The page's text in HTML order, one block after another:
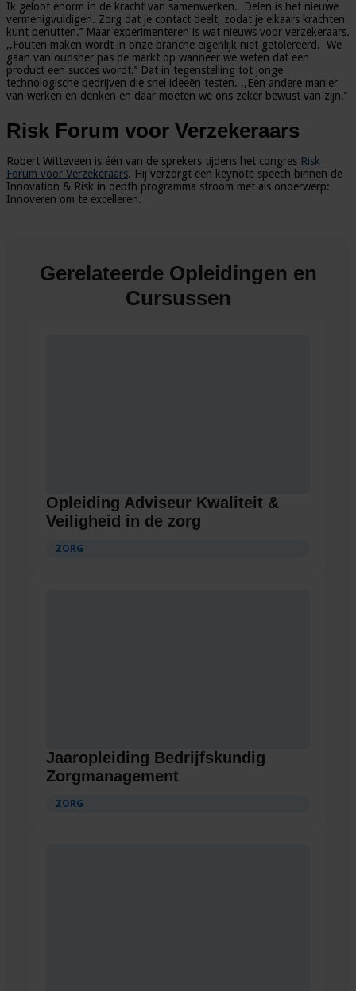
Ik geloof enorm in de kracht van samenwerken. Delen is het nieuwe
vermenigvuldigen. Zorg dat je contact deelt, zodat je elkaars krachten
kunt benutten.’’ Maar experimenteren is wat nieuws voor verzekeraars.
,,Fouten maken wordt in onze branche eigenlijk niet getolereerd. We
gaan van oudsher pas de markt op wanneer we weten dat een
product een succes wordt.’’ Dat in tegenstelling tot jonge
technologische bedrijven die snel ideeën testen. ,,Een andere manier
van werken en denken en daar moeten we ons zeker bewust van zijn.’’
Risk Forum voor Verzekeraars
Robert Witteveen is één van de sprekers tijdens het congres Risk
Forum voor Verzekeraars. Hij verzorgt een keynote speech binnen de
Innovation & Risk in depth programma stroom met als onderwerp:
Innoveren om te excelleren.
Gerelateerde Opleidingen en
Cursussen
Opleiding Adviseur Kwaliteit &
Veiligheid in de zorg
ZORG
Jaaropleiding Bedrijfskundig
Zorgmanagement
ZORG